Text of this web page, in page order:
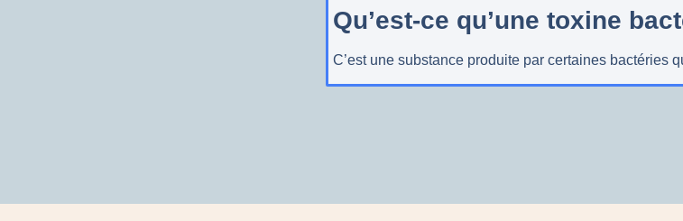
Qu’est-ce qu’une toxine
C’est une substance produite par certaines bactéries